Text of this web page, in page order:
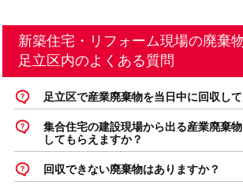
新築住宅・リフォーム現場の廃棄
足立区内のよくある質問
足立区で産業廃棄物を当日中に回収し
集合住宅の建設現場から出る産業廃棄
してもらえますか？
回収できない廃棄物はありますか？